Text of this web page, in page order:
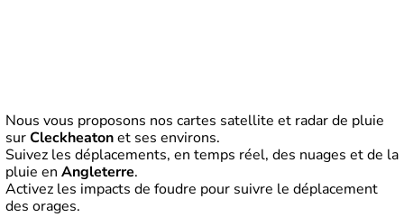
Nous vous proposons nos cartes satellite et radar de pluie
surCleckheatonet ses environs.
Suivez les déplacements, en temps réel, des nuages et de la
pluie en Angleterre.
Activez les impacts de foudre pour suivre le déplacement
des orages.